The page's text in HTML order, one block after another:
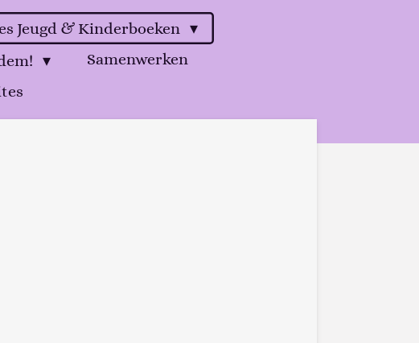
Jeugd & Kinderboeken
Samenwerken